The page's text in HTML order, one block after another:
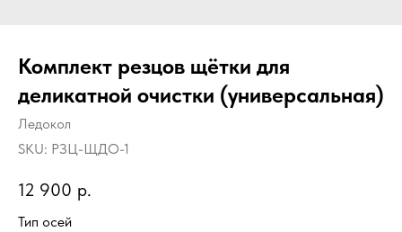
Комплект резцов щётки для
деликатной очистки (универсальная)
Ледокол
SKU: РЗЦ-ЩДО-1
12 900 р.
Тип осей